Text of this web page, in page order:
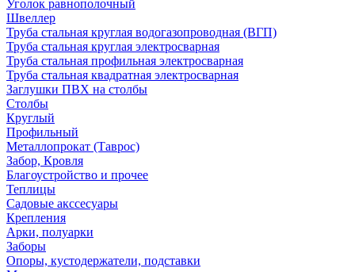
Уголок равнополочный
Швеллер
Труба стальная круглая водогазопроводная (ВГП)
Труба стальная круглая электросварная
Труба стальная профильная электросварная
Труба стальная квадратная электросварная
Заглушки ПВХ на столбы
Столбы
Круглый
Профильный
Металлопрокат (Таврос)
Забор, Кровля
Благоустройство и прочее
Теплицы
Садовые акссесуары
Крепления
Арки, полуарки
Заборы
Опоры, кустодержатели, подставки